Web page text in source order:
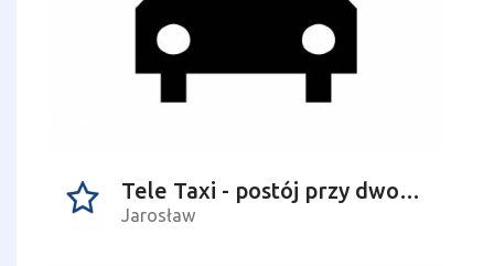
Tele Taxi - postój przy dworcu
Jarosław